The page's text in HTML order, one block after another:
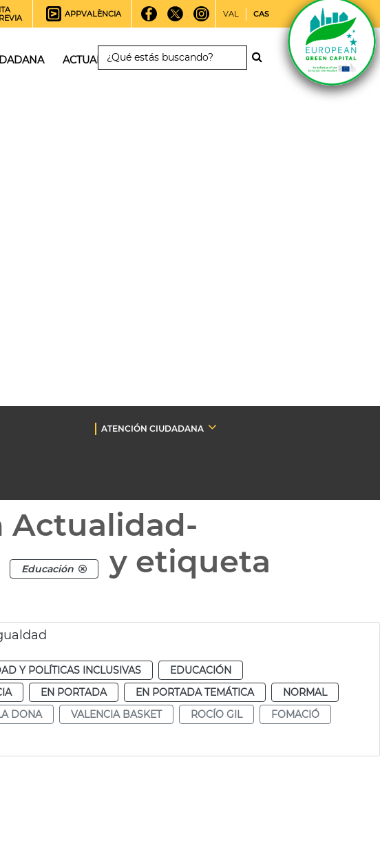
APPVALÈNCIA VAL CAS
ACTUALIDAD
ATENCIÓN CIUDADANA
Actualidad-
Educación y etiqueta
Y POLÍTICAS INCLUSIVAS
EDUCACIÓN
EN PORTADA EN PORTADA TEMÁTICA
NORMAL
DONA VALENCIA BASKET ROCÍO GIL
FOMACIÓ